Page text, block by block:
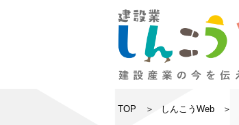
TOP しんこうWeb